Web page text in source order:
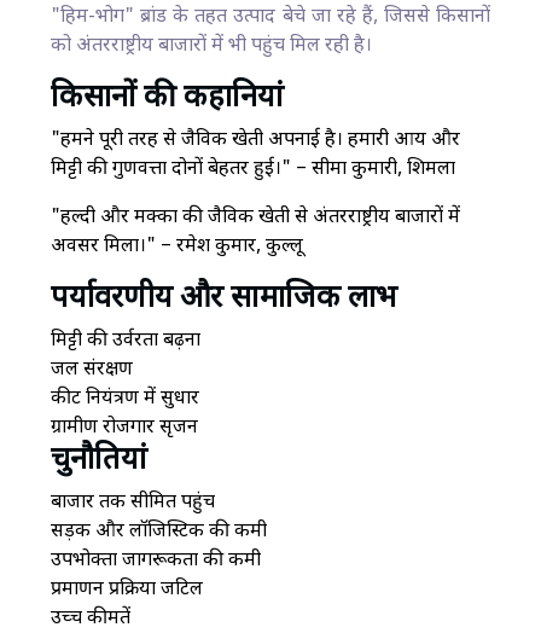
"हिम-भोग" ब्रांड के तहत उत्पाद बेचे जा रहे हैं, जिससे किसानों
को अंतरराष्ट्रीय बाजारों में भी पहुंच मिल रही है।
किसानों की कहानियां
"हमने पूरी तरह से जैविक खेती अपनाई है। हमारी आय और
मिट्टी की गुणवत्ता दोनों बेहतर हुई।" – सीमा कुमारी, शिमला
"हल्दी और मक्का की जैविक खेती से अंतरराष्ट्रीय बाजारों में
अवसर मिला।" – रमेश कुमार, कुल्लू
पर्यावरणीय और सामाजिक लाभ
मिट्टी की उर्वरता बढ़ना
जल संरक्षण
कीट नियंत्रण में सुधार
ग्रामीण रोजगार सृजन
चुनौतियां
बाजार तक सीमित पहुंच
सड़क और लॉजिस्टिक की कमी
उपभोक्ता जागरूकता की कमी
प्रमाणन प्रक्रिया जटिल
उच्च कीमतें